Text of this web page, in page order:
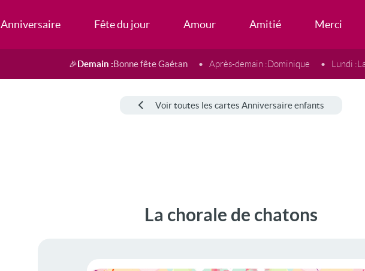
Anniversaire Fête du jour Amour Amitié Merci
🎉Demain :Bonne fête Gaétan Après-demain :Dominique Lundi :
Voir toutes les cartes Anniversaire enfants
La chorale de chatons